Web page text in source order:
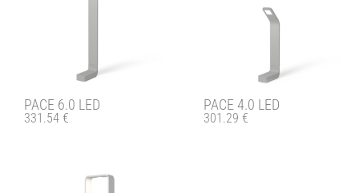
PACE 6.0 LED
331.54 €
PACE 4.0 LED
301.29 €